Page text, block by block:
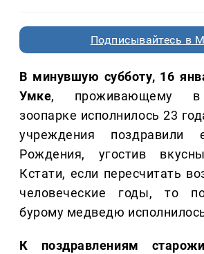
Подписывайтесь в
В минувшую субботу, 16
Умке, проживающему в
зоопарке исполнилось 23
учреждения
Рождения, угостив
Кстати, если пересчитать
человеческие годы, то
бурому медведю
К поздравлениям